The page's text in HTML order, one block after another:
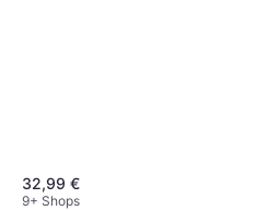
32,99 €
9+ Shops